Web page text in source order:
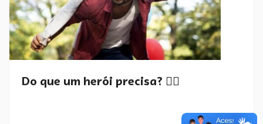
Do que um herói precisa? 🦸‍♂️